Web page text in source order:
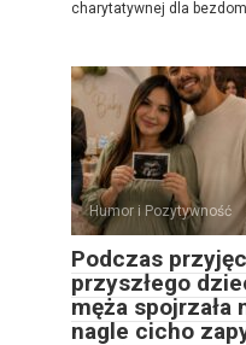
charytatywnej dla
Humor i Pozytywność
Podczas
przyszłego
męża spojrzała
nagle cicho